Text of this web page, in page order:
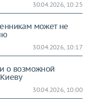
30.04.2026, 10:25
может не
30.04.2026, 10:17
о возможной
30.04.2026, 10:00